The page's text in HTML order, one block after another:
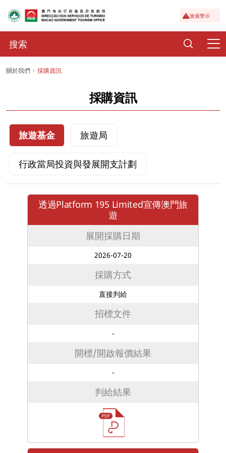
旅遊警示
關於我們 採購資訊
採購資訊
旅遊基金 旅遊局
行政當局投資與發展開支計劃
透過Platform 195 Limited宣傳澳門旅
遊
展開採購日期
2026-07-20
採購方式
直接判給
招標文件
-
開標/開啟報價結果
-
判給結果